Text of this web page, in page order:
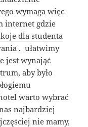
wymaga więc
internet gdzie
dla studenta
. ułatwimy
jest wynająć
aby było
warto wybrać
najbardziej
nie mamy,